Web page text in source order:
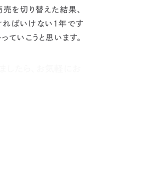
を切り替えた結果、
ればいけない1年です
ていこうと思います。